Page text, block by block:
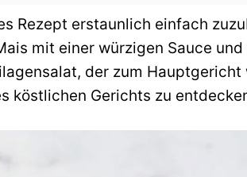
Rezept erstaunlich einfach
mit einer würzigen Sauce
der zum
köstlichen Gerichts zu